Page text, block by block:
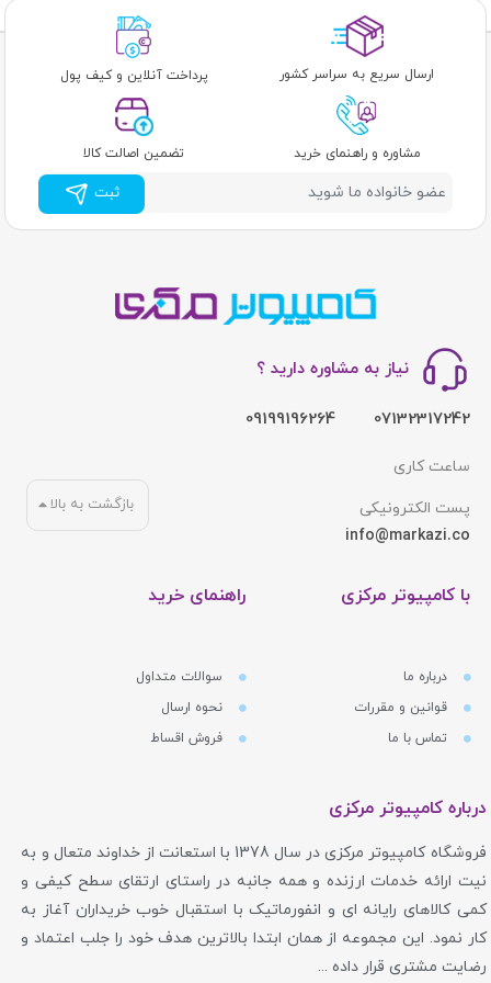
ارسال سریع به سراسر کشور پرداخت آنلاین و کیف پول
مشاوره و راهنمای خرید تضمین اصالت کالا
ثبت
نیاز به مشاوره دارید ؟
07132317242
09199196264
ساعت کاری
پست الکترونیکی
info@markazi.co
با کامپیوتر مرکزی
درباره ما
قوانین و مقررات
تماس با ما
راهنمای خرید
سوالات متداول
نحوه ارسال
فروش اقساط
بازگشت به بالا
درباره کامپیوتر مرکزی
فروشگاه کامپیوتر مرکزی در سال 1378 با استعانت از خداوند متعال و به
نیت ارائه خدمات ارزنده و همه جانبه در راستای ارتقای سطح کیفی و
کمی کالاهای رایانه ای و انفورماتیک با استقبال خوب خریداران آغاز به
کار نمود. این مجموعه از همان ابتدا بالاترین هدف خود را جلب اعتماد و
رضایت مشتری قرار داده ...